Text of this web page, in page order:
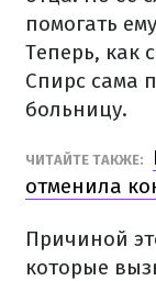
помогать
Теперь, как
Спирс сама
больницу.
ЧИТАЙТЕ ТАКЖЕ:
отменила
Причиной
которые